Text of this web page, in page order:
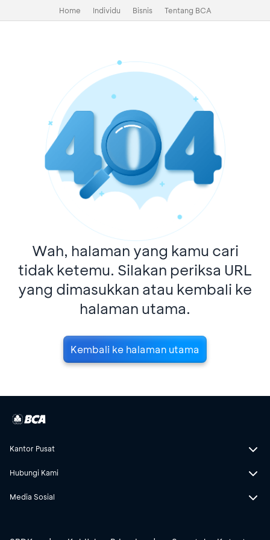
Home Individu Bisnis Tentang BCA
Wah, halaman yang kamu cari
tidak ketemu. Silakan periksa URL
yang dimasukkan atau kembali ke
halaman utama.
Kembali ke halaman utama
Kantor Pusat
Hubungi Kami
Media Sosial